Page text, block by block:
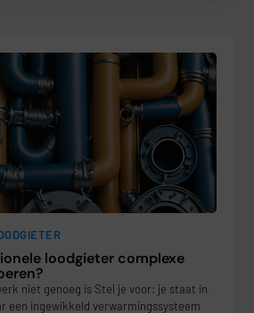
loodgieter complexe
niet genoeg is Stel je voor: je staat in
een ingewikkeld verwarmingssysteem